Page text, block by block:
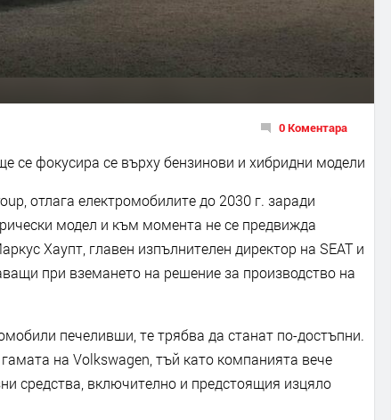
0 Коментара
се фокусира се върху бензинови и хибридни модели
отлага електромобилите до 2030 г. заради
модел и към момента не се предвижда
Хаупт, главен изпълнителен директор на SEAT и
при вземането на решение за производство на
печеливши, те трябва да станат по-достъпни.
на Volkswagen, тъй като компанията вече
средства, включително и предстоящия изцяло